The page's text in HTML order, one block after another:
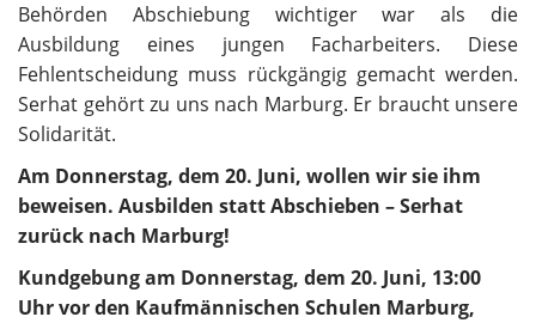
Behörden Abschiebung wichtiger war als die
Ausbildung eines jungen Facharbeiters. Diese
Fehlentscheidung muss rückgängig gemacht werden.
Serhat gehört zu uns nach Marburg. Er braucht unsere
Solidarität.
Am Donnerstag, dem 20. Juni, wollen wir sie ihm
beweisen. Ausbilden statt Abschieben – Serhat
zurück nach Marburg!
Kundgebung am Donnerstag, dem 20. Juni, 13:00
Uhr vor den Kaufmännischen Schulen Marburg,